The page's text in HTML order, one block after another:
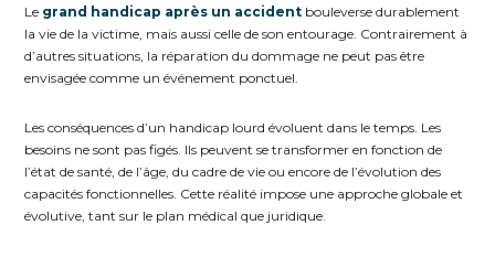
Le grand handicap après un accident bouleverse durablement
la vie de la victime, mais aussi celle de son entourage. Contrairement à
d’autres situations, la réparation du dommage ne peut pas être
envisagée comme un événement ponctuel.
Les conséquences d’un handicap lourd évoluent dans le temps. Les
besoins ne sont pas figés. Ils peuvent se transformer en fonction de
l’état de santé, de l’âge, du cadre de vie ou encore de l’évolution des
capacités fonctionnelles. Cette réalité impose une approche globale et
évolutive, tant sur le plan médical que juridique.